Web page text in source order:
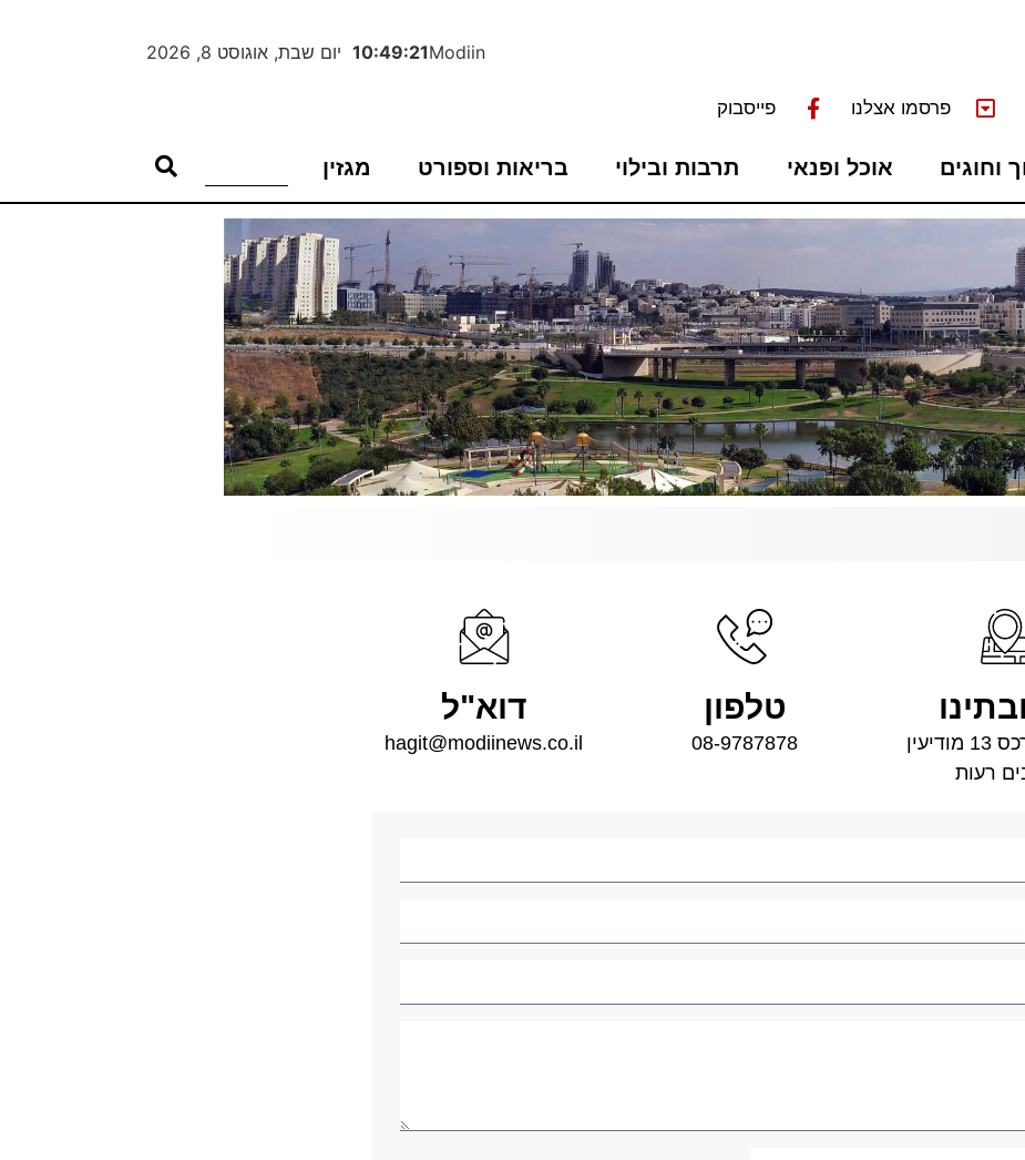
Modiin
10:49:22 יום שבת, אוגוסט 8, 2026
פרסמו אצלנו פייסבוק
וחוגים אוכל ופנאי תרבות ובילוי בריאות וספורט מגזין
שדרות הרכס 13 מודיעין
רעות
טלפון
08-9787878
דוא"ל
hagit@modiinews.co.il